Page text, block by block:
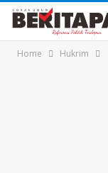
Home Hukrim